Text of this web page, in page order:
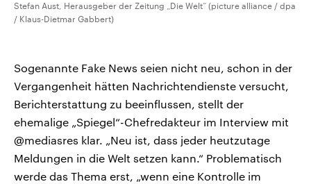
Stefan Aust, Herausgeber der Zeitung „Die Welt“ (picture alliance / dpa
/ Klaus-Dietmar Gabbert)
Sogenannte Fake News seien nicht neu, schon in der
Vergangenheit hätten Nachrichtendienste versucht,
Berichterstattung zu beeinflussen, stellt der
ehemalige „Spiegel“-Chefredakteur im Interview mit
@mediasres klar. „Neu ist, dass jeder heutzutage
Meldungen in die Welt setzen kann.“ Problematisch
werde das Thema erst, „wenn eine Kontrolle im